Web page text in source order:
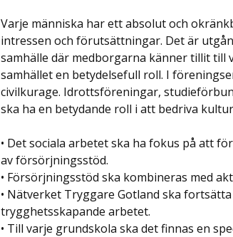
Varje människa har ett absolut och
intressen och förutsättningar. Det är
samhälle där medborgarna känner tillit till
samhället en betydelsefull roll. I
civilkurage. Idrottsföreningar,
ska ha en betydande roll i att bedriva
• Det sociala arbetet ska ha fokus på att
av försörjningsstöd.
• Försörjningsstöd ska kombineras med
• Nätverket Tryggare Gotland ska
trygghetsskapande arbetet.
• Till varje grundskola ska det finnas en